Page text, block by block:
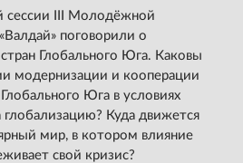
сессии III Молодёжной
поговорили о
Глобального Юга. Каковы
модернизации и кооперации
Юга в условиях
глобализацию? Куда движется
мир, в котором влияние
свой кризис?